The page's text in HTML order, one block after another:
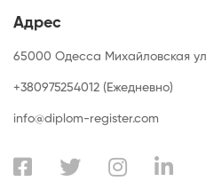
Адрес
65000 Одесса Михайловская
+380975254012 (Ежедневно)
info@diplom-register.com